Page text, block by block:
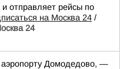
отправляет рейсы по
на Москва 24 /
24
Домодедово, —